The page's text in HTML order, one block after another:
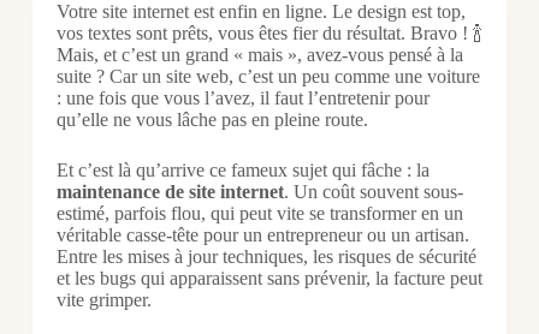
Votre site internet est enfin en ligne. Le design est top,
vos textes sont prêts, vous êtes fier du résultat. Bravo ! 🍾
Mais, et c’est un grand « mais », avez-vous pensé à la
suite ? Car un site web, c’est un peu comme une voiture
: une fois que vous l’avez, il faut l’entretenir pour
qu’elle ne vous lâche pas en pleine route.
Et c’est là qu’arrive ce fameux sujet qui fâche : la
maintenance de site internet. Un coût souvent sous-
estimé, parfois flou, qui peut vite se transformer en un
véritable casse-tête pour un entrepreneur ou un artisan.
Entre les mises à jour techniques, les risques de sécurité
et les bugs qui apparaissent sans prévenir, la facture peut
vite grimper.